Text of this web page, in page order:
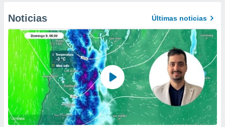
Noticias Últimas noticias